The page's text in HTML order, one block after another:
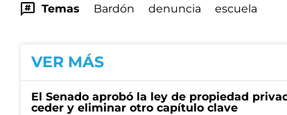
Temas Bardón denuncia escuela
VER MÁS
El Senado aprobó la ley de propiedad
ceder y eliminar otro capítulo clave